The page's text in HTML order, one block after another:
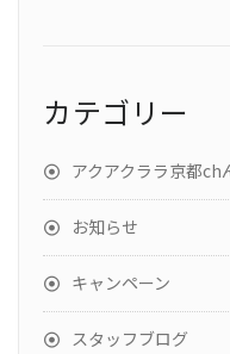
カテゴリー
アクアクララ京都ch
お知らせ
キャンペーン
スタッフブログ